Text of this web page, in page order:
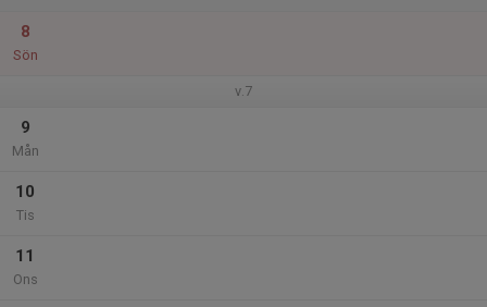
8
Sön
v.7
9
Mån
10
Tis
11
Ons